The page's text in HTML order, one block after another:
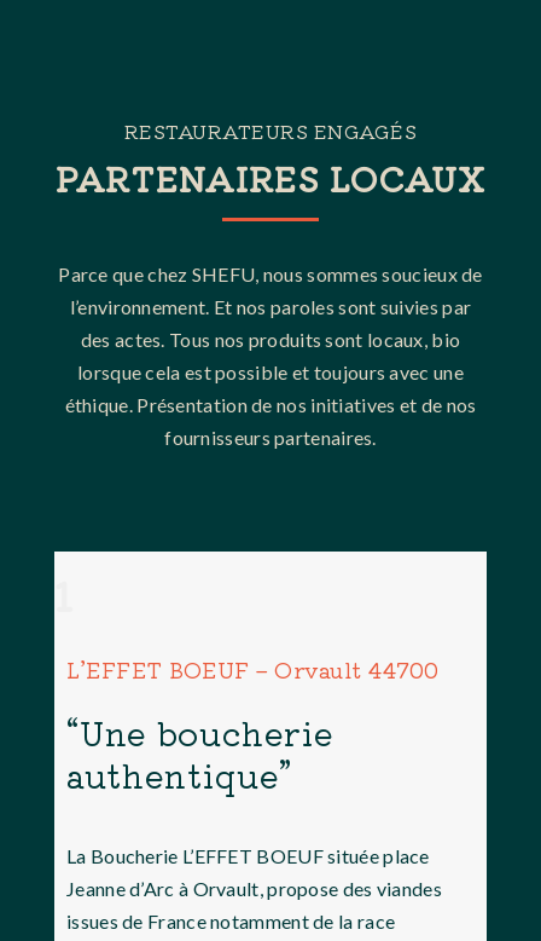
RESTAURATEURS ENGAGÉS
PARTENAIRES LOCAUX
Parce que chez SHEFU, nous sommes soucieux de
l’environnement. Et nos paroles sont suivies par
des actes. Tous nos produits sont locaux, bio
lorsque cela est possible et toujours avec une
éthique. Présentation de nos initiatives et de nos
fournisseurs partenaires.
L’EFFET BOEUF – Orvault 44700
“Une boucherie
authentique”
La Boucherie L’EFFET BOEUF située place
Jeanne d’Arc à Orvault, propose des viandes
issues de France notamment de la race